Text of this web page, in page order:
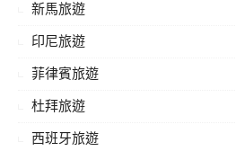
新馬旅遊
印尼旅遊
菲律賓旅遊
杜拜旅遊
西班牙旅遊